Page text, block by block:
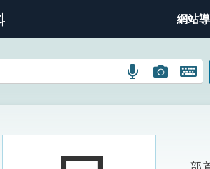
網站
語
搜
圖
圖
搜
開
鍵
部